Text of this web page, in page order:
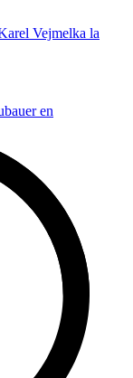
Vejmelka la